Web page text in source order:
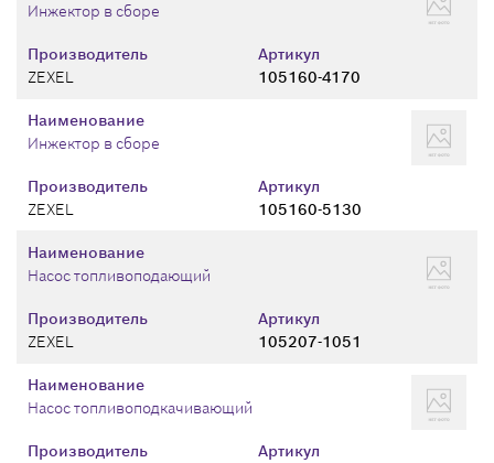
Производитель
ZEXEL
Артикул
105160-4170
Инжектор в сборе
Производитель
ZEXEL
Артикул
105160-5130
Наименование
Инжектор в сборе
Производитель
ZEXEL
Артикул
105207-1051
Наименование
Насос топливоподающий
Производитель
Артикул
Наименование
Насос топливоподкачивающий